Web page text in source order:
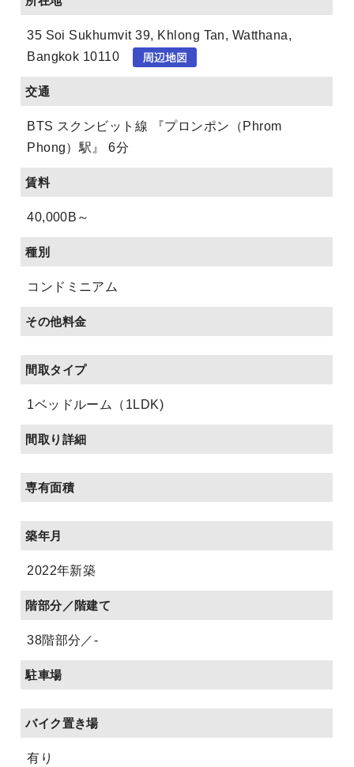
35 Soi Sukhumvit 39, Khlong Tan, Watthana,
Bangkok 10110
交通
BTS スクンビット線 『プロンポン（Phrom
Phong）駅』 6分
賃料
40,000B～
種別
コンドミニアム
その他料金
間取タイプ
1ベッドルーム（1LDK)
間取り詳細
専有面積
築年月
2022年新築
階部分／階建て
38階部分／-
駐車場
バイク置き場
有り